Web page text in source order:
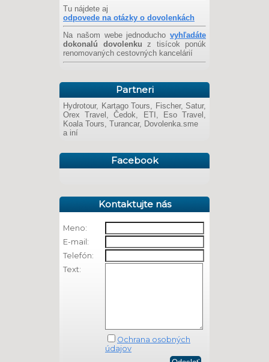
Tu nájdete aj
odpovede na otázky o dovolenkách
Na našom webe jednoducho vyhľadáte
dokonalú dovolenku z tisícok ponúk
renomovaných cestovných kancelárií
Partneri
Hydrotour, Kartago Tours, Fischer, Satur,
Orex Travel, Čedok, ETI, Eso Travel,
Koala Tours, Turancar, Dovolenka.sme
a iní
Facebook
Kontaktujte nás
Meno:
E-mail:
Telefón:
Text:
Ochrana osobných
údajov